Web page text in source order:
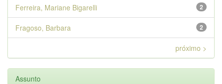
2
Ferreira, Mariane Bigarelli
2
Fragoso, Barbara
próximo >
Assunto